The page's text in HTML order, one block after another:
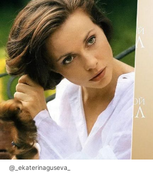
@_ekaterinaguseva_